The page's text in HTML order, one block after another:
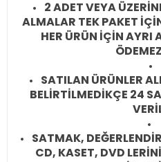
2 ADET VEYA
ALMALAR TEK PAKET
HER ÜRÜN İÇİN AYRI
SATILAN ÜRÜNLER
BELİRTİLMEDİKÇE 24
SATMAK,
CD, KASET, DVD